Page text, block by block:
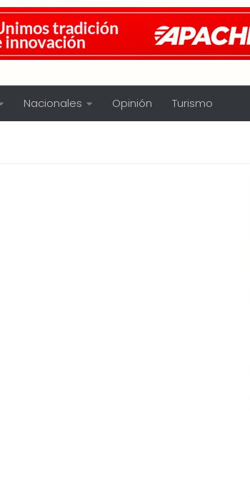
Nacionales Opinión Turismo